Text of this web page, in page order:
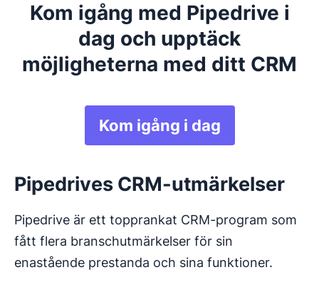
Kom igång med Pipedrive i
dag och upptäck
möjligheterna med ditt CRM
Kom igång i dag
Pipedrives CRM-utmärkelser
Pipedrive är ett topprankat CRM-program som
fått flera branschutmärkelser för sin
enastående prestanda och sina funktioner.